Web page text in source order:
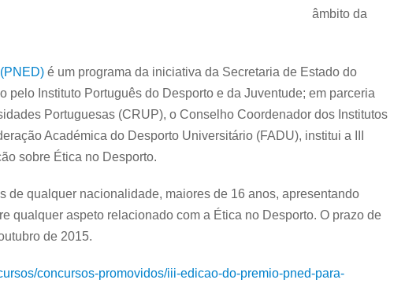
âmbito da
é um programa da iniciativa da Secretaria de Estado do
pelo Instituto Português do Desporto e da Juventude; em parceria
Portuguesas (CRUP), o Conselho Coordenador dos Institutos
Académica do Desporto Universitário (FADU), institui a III
sobre Ética no Desporto.
de qualquer nacionalidade, maiores de 16 anos, apresentando
qualquer aspeto relacionado com a Ética no Desporto. O prazo de
de 2015.
concursos-promovidos/iii-edicao-do-premio-pned-para-